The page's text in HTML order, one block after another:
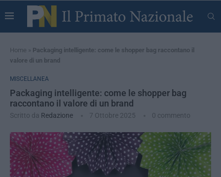
Home » Packaging intelligente: come le shopper bag raccontano il
valore di un brand
MISCELLANEA
Packaging intelligente: come le shopper bag
raccontano il valore di un brand
Scritto da Redazione 7 Ottobre 2025 0 commento